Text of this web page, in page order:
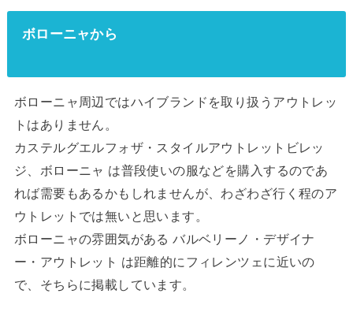
ボローニャから
ボローニャ周辺ではハイブランドを取り扱うアウトレッ
トはありません。
カステルグエルフォザ・スタイルアウトレットビレッ
ジ、ボローニャ は普段使いの服などを購入するのであ
れば需要もあるかもしれませんが、わざわざ行く程のア
ウトレットでは無いと思います。
ボローニャの雰囲気がある バルベリーノ・デザイナ
ー・アウトレット は距離的にフィレンツェに近いの
で、そちらに掲載しています。